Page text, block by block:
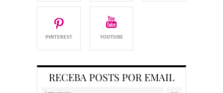
RECEBA POSTS POR EMAIL